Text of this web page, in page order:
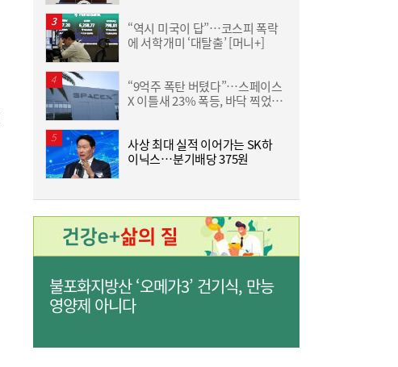
11:15
이쯤되면 ‘내홍위’…국힘 윤리위원 또 사퇴,
윤리위 내부 갈등 확산
“역시 미국이 답”…코스피 폭락
에 서학개미 ‘대탈출’ [머니+]
“9억주 폭탄 버텼다”…스페이스
X 이틀새 23% 폭등, 바닥 찍었나
사상 최대 실적 이어가는 SK하
이닉스…분기배당 375원
불포화지방산 ‘오메가3’ 건기식, 만능
영양제 아니다